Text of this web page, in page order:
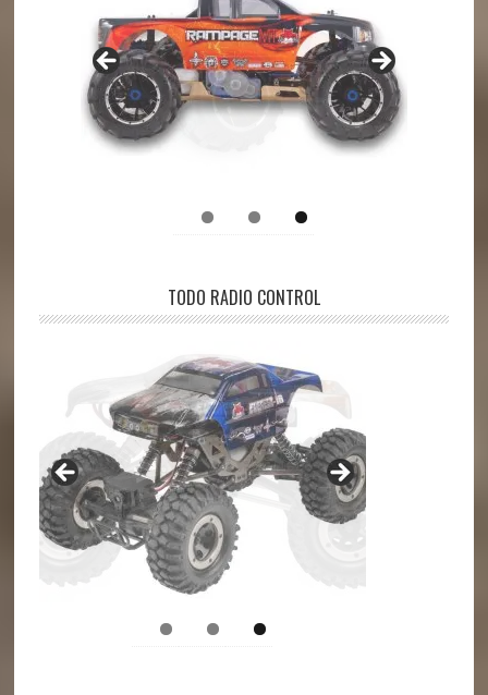
TODO RADIO CONTROL